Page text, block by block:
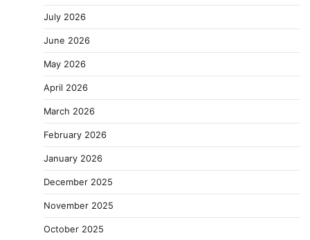
July 2026
June 2026
May 2026
April 2026
March 2026
February 2026
January 2026
December 2025
November 2025
October 2025